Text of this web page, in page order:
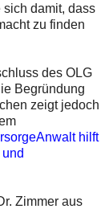
damit, dass
zu finden
des OLG
Begründung
zeigt jedoch
hilft
Zimmer aus